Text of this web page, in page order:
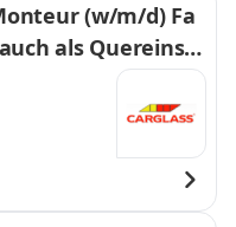
(w/m/d) Fa
als Quereinsti